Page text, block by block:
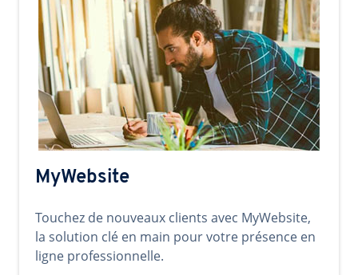
MyWebsite
Touchez de nouveaux clients avec MyWebsite,
la solution clé en main pour votre présence en
ligne professionnelle.